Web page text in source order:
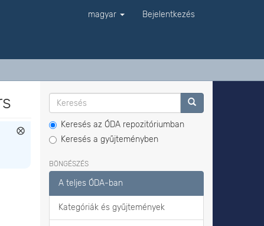
magyar Bejelentkezés
Keresés az ÓDA repozitóriumban
Keresés a gyűjteményben
BÖNGÉSZÉS
A teljes ÓDA-ban
Kategóriák és gyűjtemények